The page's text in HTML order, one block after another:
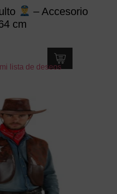
producto
– Accesorio
cm
lista de deseos